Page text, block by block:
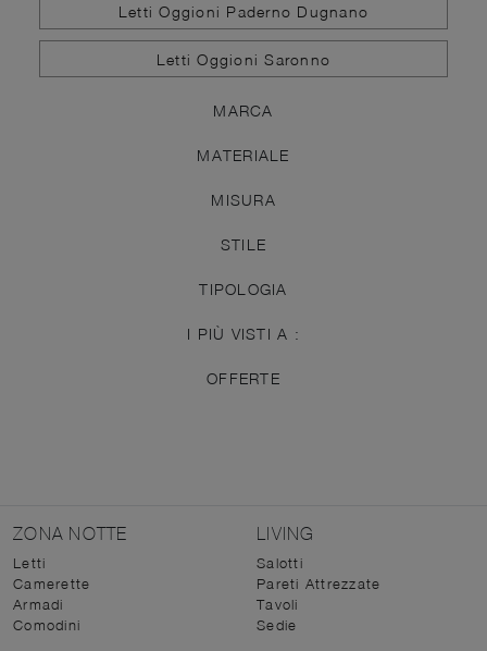
Letti Oggioni Paderno Dugnano
Letti Oggioni Saronno
MARCA
MATERIALE
MISURA
STILE
TIPOLOGIA
I PIÙ VISTI A :
OFFERTE
ZONA NOTTE
Letti
Camerette
Armadi
Comodini
LIVING
Salotti
Pareti Attrezzate
Tavoli
Sedie